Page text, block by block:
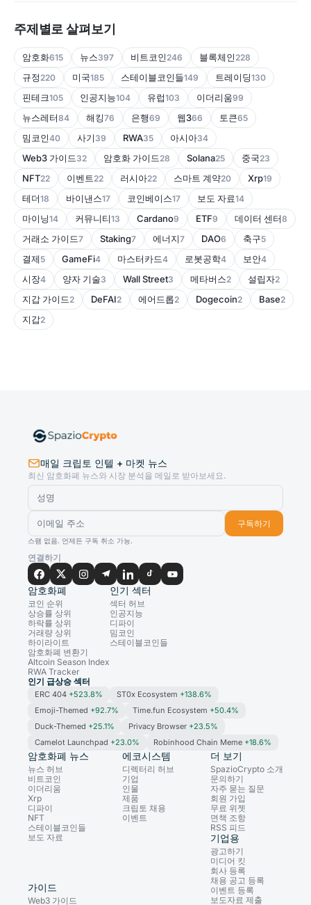
주제별로 살펴보기
암호화615 뉴스397 비트코인 246 블록체인 228
규정 220 미국185 스테이블코인들149 트레이딩130
핀테크105 인공지능104 유럽103 이더리움99
뉴스레터84 해킹76 은행69 웹366 토큰65
밈코인40 사기 39 RWA35 아시아34
Web3 가이드 32 암호화 가이드 28 Solana25 중국23
NFT22 이벤트 22 러시아22 스마트 계약20 Xrp19
테더18 바이낸스17 코인베이스17 보도 자료14
마이닝14 커뮤니티13 Cardano9 ETF9 데이터 센터8
거래소 가이드7 Staking7 에너지7 DAO6 축구5
결제 5 GameFi4 마스터카드4 로봇공학4 보안4
시장4 양자 기술3 Wall Street3 메타버스2 설립자2
지갑 가이드 2 DeFAI2 에어드롭2 Dogecoin2 Base2
지갑2
매일 크립토 인텔 + 마켓 뉴스
최신 암호화폐 뉴스와 시장 분석을 메일로 받아보세요.
구독하기
스팸 없음. 언제든 구독 취소 가능.
연결하기
암호화폐
코인 순위
상승률 상위
하락률 상위
거래량 상위
하이라이트
암호화폐 변환기
Altcoin Season Index
RWA Tracker
인기 섹터
섹터 허브
인공지능
디파이
밈코인
스테이블코인들
인기 급상승 섹터
ERC 404 +523.8% ST0x Ecosystem +138.6%
Emoji-Themed +92.7% Time.fun Ecosystem +50.4%
Duck-Themed +25.1% Privacy Browser +23.5%
Camelot Launchpad +23.0% Robinhood Chain Meme +18.6%
암호화폐 뉴스
뉴스 허브
비트코인
이더리움
Xrp
디파이
NFT
스테이블코인들
보도 자료
에코시스템
디렉터리 허브
기업
인물
제품
크립토 채용
이벤트
가이드
Web3 가이드
더 보기
SpazioCrypto 소개
문의하기
자주 묻는 질문
회원 가입
무료 위젯
면책 조항
RSS 피드
기업용
광고하기
미디어 킷
회사 등록
채용 공고 등록
이벤트 등록
보도자료 제출